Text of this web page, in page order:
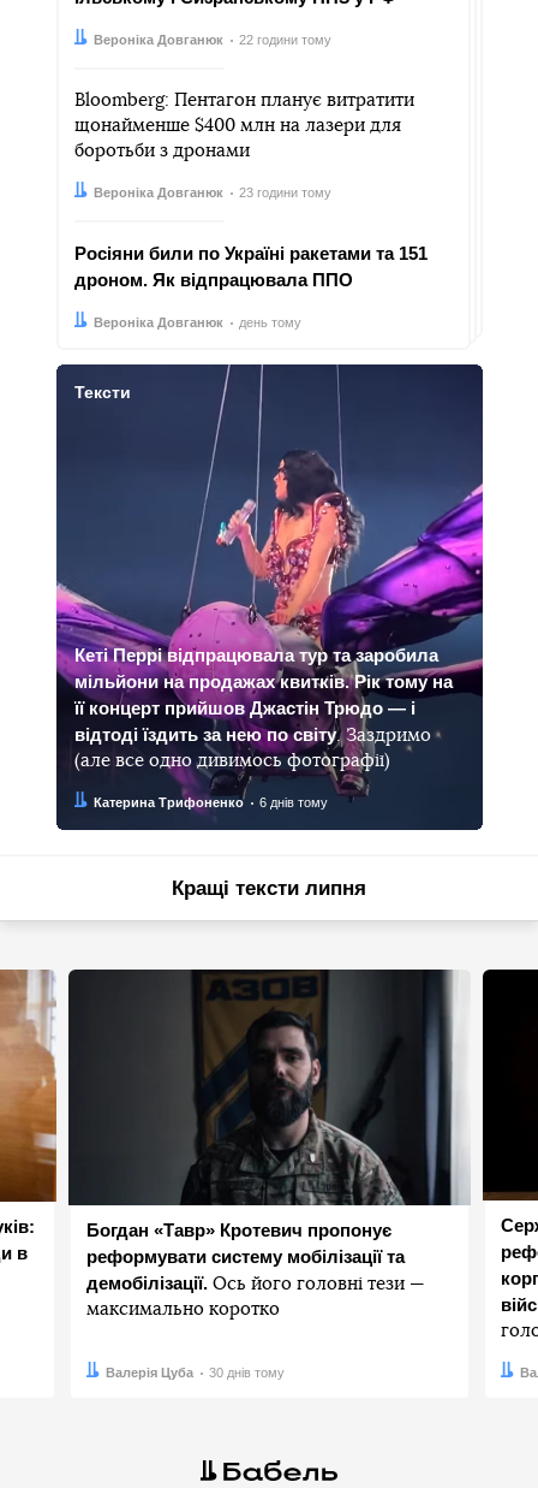
Автор:
Вероніка Довганюк
Дата: 22 години тому
Bloomberg: Пентагон планує витратити
щонайменше $400 млн на лазери для
боротьби з дронами
Автор:
Вероніка Довганюк
Дата: 23 години тому
Росіяни били по Україні ракетами та 151
дроном. Як відпрацювала ППО
Автор:
Вероніка Довганюк
Дата: день тому
Тексти
Кеті Перрі відпрацювала тур та заробила
мільйони на продажах квитків. Рік тому на
її концерт прийшов Джастін Трюдо — і
відтоді їздить за нею по світу. Заздримо
(але все одно дивимось фотографії)
Автор:
Катерина Трифоненко
Дата: 6 днів тому
Кращі тексти липня
в
Богдан «Тавр» Кротевич пропонує
реформувати систему мобілізації та
демобілізації. Ось його головні тези —
максимально коротко
Автор:
Валерія Цуба
Дата: 30 днів тому Дата: